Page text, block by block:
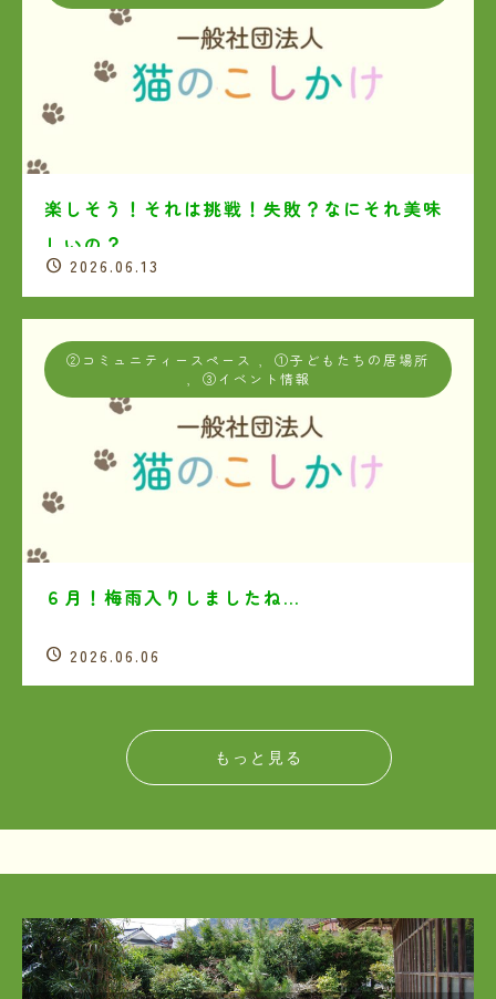
楽しそう！それは挑戦！失敗？なにそれ美味
しいの？
2026.06.13
②コミュニティースペース
①子どもたちの居場所
③イベント情報
６月！梅雨入りしましたね…
2026.06.06
もっと見る